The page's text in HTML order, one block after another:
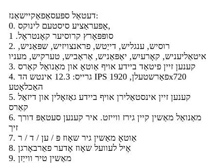
דעטאַל ספּעסאַפאַקיישאַנז:
0. אָפּעראַציע סיסטעם לינוקס,
1 .סופּפּאָרץ קרוסיער קאָנטראָל
2. רוסיש, ענגליש, דייַטש, פראנצויזיש, שפּאַניש,
איטאַליעניש, קאָרעיִש, יאַפּאַניש, אַראַביש, טערקיש, מעניו
3. קענען זיין פיטאַד ביידע אויף אַוטאָ און מאַנואַל קאַרס
4. גרייס: 12.3 אינטש הד IPS פאַרשטעלן, 1920x720
האַכלאָטע
5. קענען זיין אינסטאַלירן אויף ביידע גאַזאָלין און דיזאַל
קאַרס
6. מאַנואַל מאַשין קיין גירז ווייזט. איר קענען סעטאַפּ דורך
זיך
7. אַוטאָ מאַשין גיר שאָוז פּ / ען / ד / ר
8. אָיל לעוועל שאָוז אָדער פאַרבאָרגן
9. מאַשין טיר ווייַזן